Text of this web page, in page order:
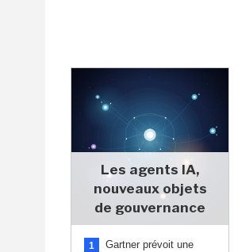
Les agents IA,
nouveaux objets
de gouvernance
1
Gartner prévoit une